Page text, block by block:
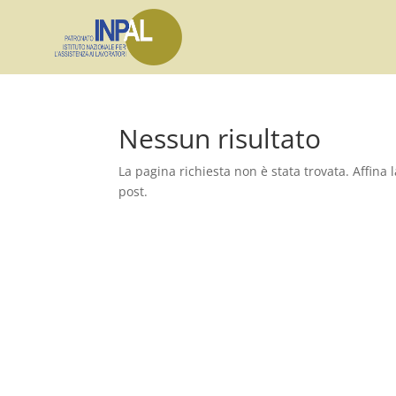
Nessun risultato
La pagina richiesta non è stata trovata.
post.